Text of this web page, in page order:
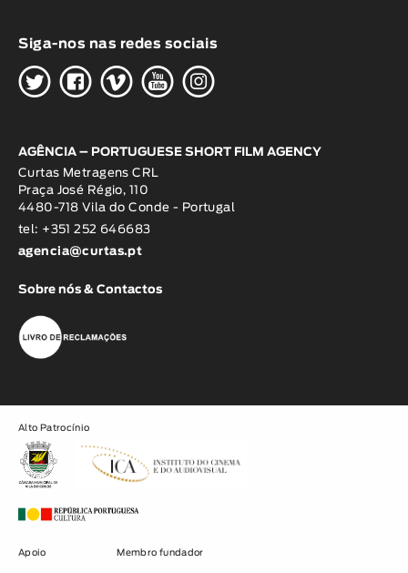
Siga-nos nas redes sociais
HGWOK
AGÊNCIA – PORTUGUESE SHORT FILM AGENCY
Curtas Metragens CRL
Praça José Régio, 110
4480-718 Vila do Conde - Portugal
tel: +351 252 646683
agencia@curtas.pt
Sobre nós & Contactos
Alto Patrocínio
Apoio Membro fundador